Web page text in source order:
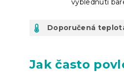
vyblednutí
Doporučená
Jak často